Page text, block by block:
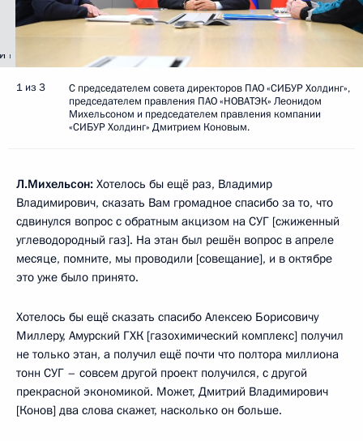
1 из 3
С председателем совета директоров ПАО «СИБУР Холдинг»,
председателем правления ПАО «НОВАТЭК» Леонидом
Михельсоном и председателем правления компании
«СИБУР Холдинг» Дмитрием Коновым.
Л.Михельсон: Хотелось бы ещё раз, Владимир
Владимирович, сказать Вам громадное спасибо за то, что
сдвинулся вопрос с обратным акцизом на СУГ [сжиженный
углеводородный газ]. На этан был решён вопрос в апреле
месяце, помните, мы проводили [совещание], и в октябре
это уже было принято.
Хотелось бы ещё сказать спасибо Алексею Борисовичу
Миллеру, Амурский ГХК [газохимический комплекс] получил
не только этан, а получил ещё почти что полтора миллиона
тонн СУГ – совсем другой проект получился, с другой
прекрасной экономикой. Может, Дмитрий Владимирович
[Конов] два слова скажет, насколько он больше.